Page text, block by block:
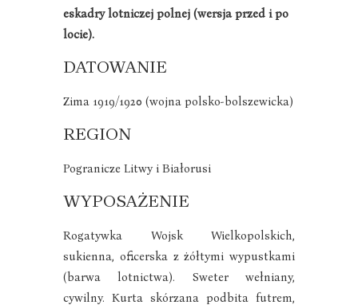
eskadry lotniczej polnej (wersja przed i po
locie).
DATOWANIE
Zima 1919/1920 (wojna polsko-bolszewicka)
REGION
Pogranicze Litwy i Białorusi
WYPOSAŻENIE
Rogatywka Wojsk Wielkopolskich,
sukienna, oficerska z żółtymi wypustkami
(barwa lotnictwa). Sweter wełniany,
cywilny. Kurta skórzana podbita futrem,